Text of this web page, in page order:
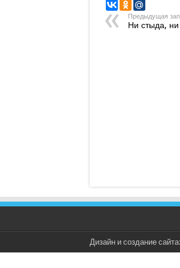
Предыдущая
Ни стыда, ни
Дизайн и создание